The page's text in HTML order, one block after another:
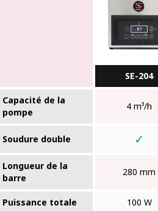
SE-204
Capacité de la
pompe
4 m³/h
Soudure double ✓
Longueur de la
barre
280 mm
Puissance totale 100 W